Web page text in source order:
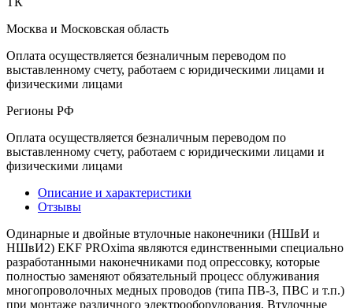
Москва и Московская область
Оплата осуществляется безналичным переводом по
выставленному счету, работаем с юридическими лицами и
физическими лицами
Регионы РФ
Оплата осуществляется безналичным переводом по
выставленному счету, работаем с юридическими лицами и
физическими лицами
Описание и характеристики
Отзывы
Одинарные и двойные втулочные наконечники (НШвИ и
НШвИ2) EKF PROxima являются единственными специально
разработанными наконечниками под опрессовку, которые
полностью заменяют обязательный процесс облуживания
многопроволочных медных проводов (типа ПВ-3, ПВС и т.п.)
при монтаже различного электрооборудования. Втулочные